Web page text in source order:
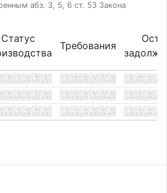
абз. 3, 5, 6 ст. 53 Закона
Статус
Требования